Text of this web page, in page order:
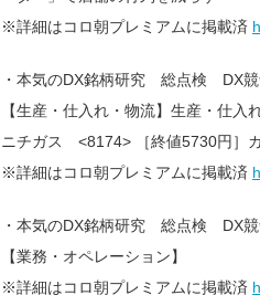
※詳細はコロ朝プレミアムに掲載済
・本気のDX銘柄研究 総点検 DX競
【生産・仕入れ・物流】生産・仕入
ニチガス <8174> ［終値5730円］
※詳細はコロ朝プレミアムに掲載済
・本気のDX銘柄研究 総点検 DX競
【業務・オペレーション】
※詳細はコロ朝プレミアムに掲載済